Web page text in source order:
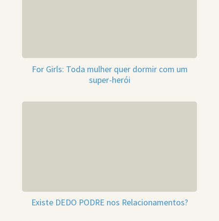
For Girls: Toda mulher quer dormir com um
super-herói
Existe DEDO PODRE nos Relacionamentos?